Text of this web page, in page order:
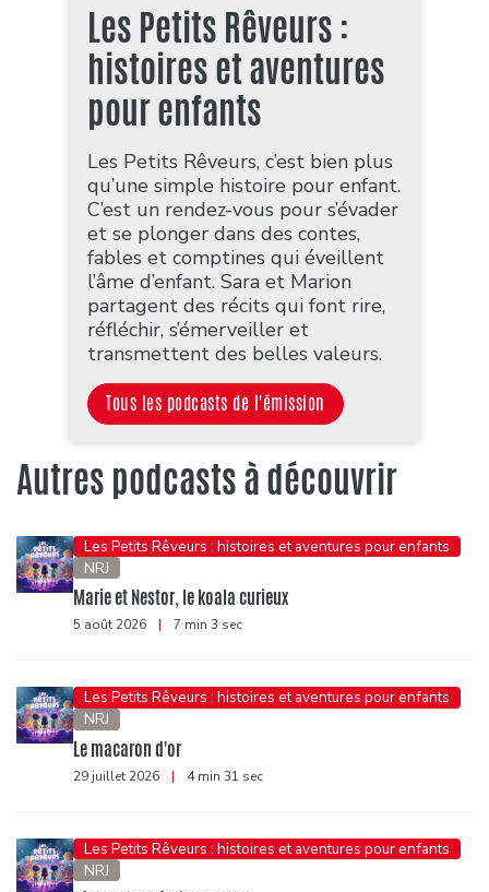
Les Petits Rêveurs :
histoires et aventures
pour enfants
Les Petits Rêveurs, c’est bien plus
qu’une simple histoire pour enfant.
C’est un rendez-vous pour s’évader
et se plonger dans des contes,
fables et comptines qui éveillent
l’âme d’enfant. Sara et Marion
partagent des récits qui font rire,
réfléchir, s’émerveiller et
transmettent des belles valeurs.
Tous les podcasts de l'émission
Autres podcasts à découvrir
Les Petits Rêveurs : histoires et aventures pour enfants
NRJ
Marie et Nestor, le koala curieux
5 août 2026 | 7 min 3 sec
Les Petits Rêveurs : histoires et aventures pour enfants
NRJ
Le macaron d'or
29 juillet 2026 | 4 min 31 sec
Les Petits Rêveurs : histoires et aventures pour enfants
NRJ